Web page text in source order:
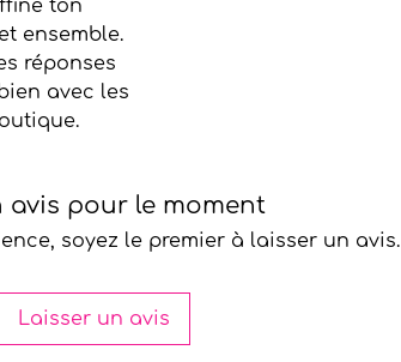
ton
ensemble.
réponses
avec les
avis pour le moment
soyez le premier à laisser un avis.
Laisser un avis